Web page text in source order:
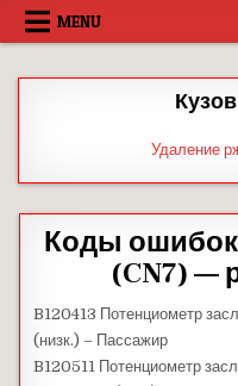
Skip
MENU
Удаление
Коды
(CN7) —
B120413 Потенциометр
(низк.) – Пассажир
B120511 Потенциометр